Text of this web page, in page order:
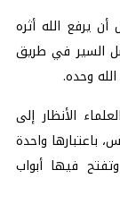
يرفع الله أثره
السير في طريق
وحده.
الأنظار إلى
باعتبارها واحدة
فيها أبواب